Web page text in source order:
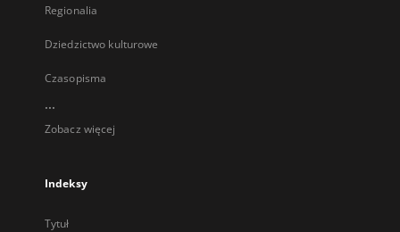
Regionalia
Dziedzictwo kulturowe
Czasopisma
...
Zobacz więcej
Indeksy
Tytuł